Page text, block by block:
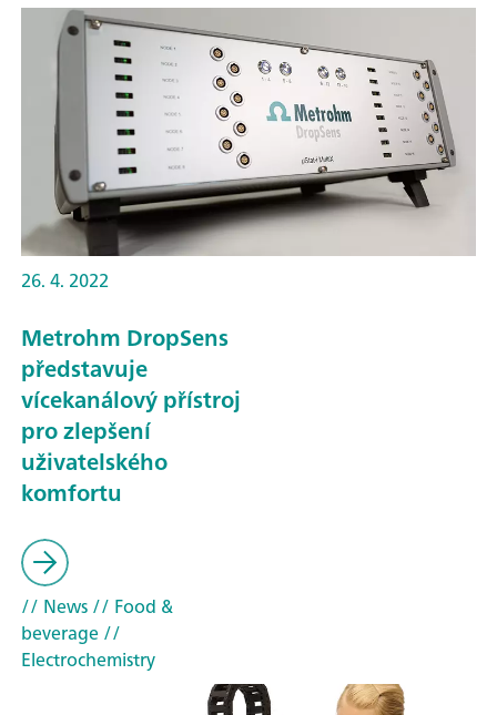
26. 4. 2022
Metrohm DropSens
představuje
vícekanálový přístroj
pro zlepšení
uživatelského
komfortu
// News// Food &
beverage//
Electrochemistry